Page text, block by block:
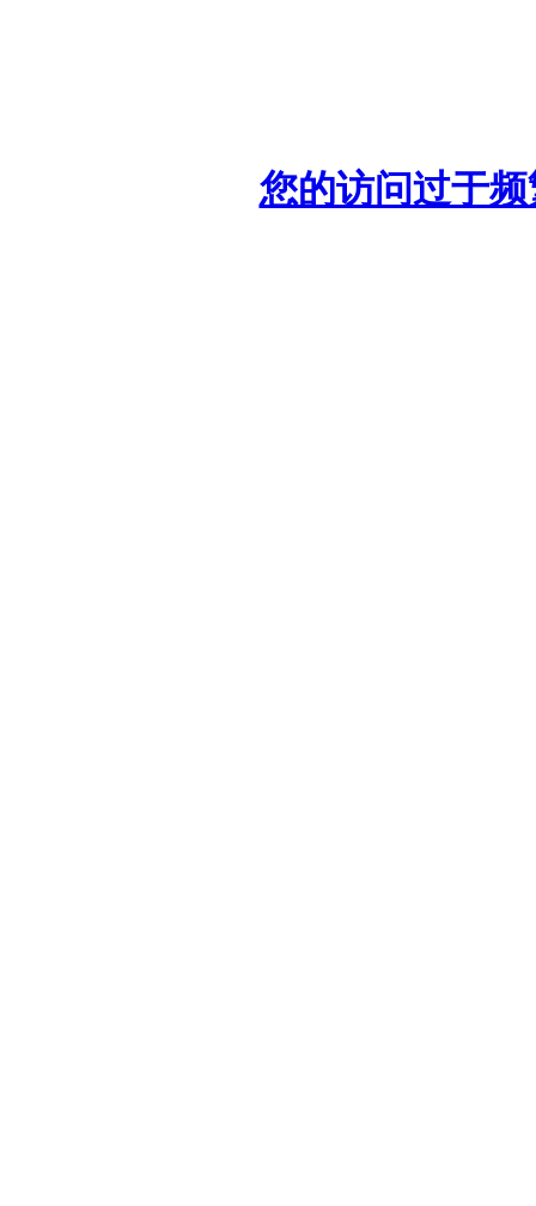
您的访问过于